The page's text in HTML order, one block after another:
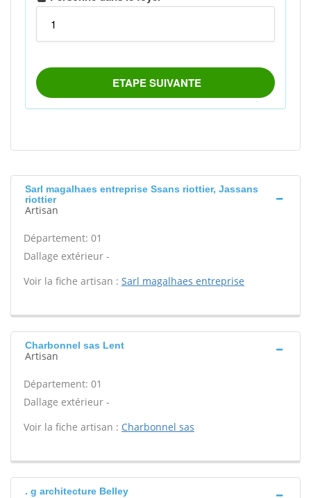
Sarl magalhaes entreprise Ssans riottier, Jassans
riottier
Artisan
Département: 01
Dallage extérieur -
Voir la fiche artisan : Sarl magalhaes entreprise
Charbonnel sas Lent
Artisan
Département: 01
Dallage extérieur -
Voir la fiche artisan : Charbonnel sas
. g architecture Belley